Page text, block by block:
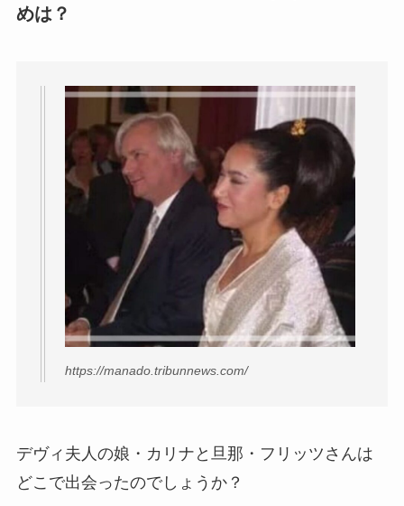
めは？
https://manado.tribunnews.com/
デヴィ夫人の娘・カリナと旦那・フリッツさんは
どこで出会ったのでしょうか？